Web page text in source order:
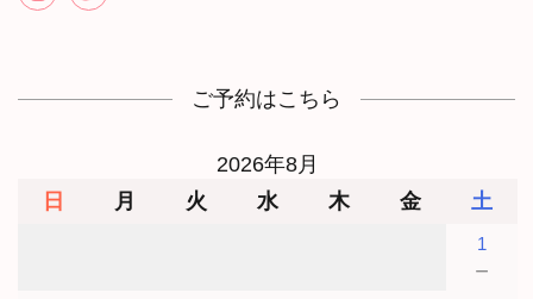
ご予約はこちら
2026年8月
日 月 火 水 木 金 土
1
－